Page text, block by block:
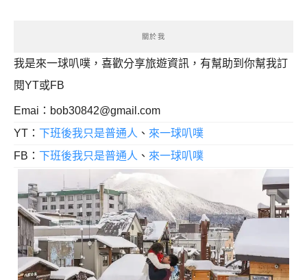
關於我
我是來一球叭噗，喜歡分享旅遊資訊，有幫助到你幫我訂
閱YT或FB
Emai： bob30842@gmail.com
YT： 下班後我只是普通人 、 來一球叭噗
FB： 下班後我只是普通人 、 來一球叭噗